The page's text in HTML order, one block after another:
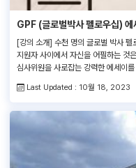
GPF (글로벌박사 펠로우십)
[강의 소개] 수천 명의 글로벌 박사
지원자 사이에서 자신을 어필하는 것
심사위원을 사로잡는 강력한 에세이
를 수강하셔서 전달력 있고 자신의 강
Last Updated : 10월 18, 2023